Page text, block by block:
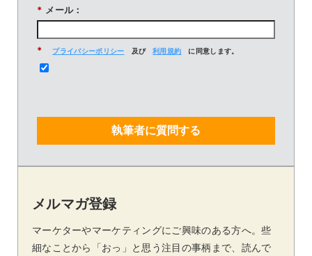
* メール：
* プライバシーポリシー 及び 利用規約 に同意します。
執筆者に質問する
メルマガ登録
マーケターやマーケティングにご興味のある方へ。些
細なことから「おっ」と思う注目の事柄まで、読んで